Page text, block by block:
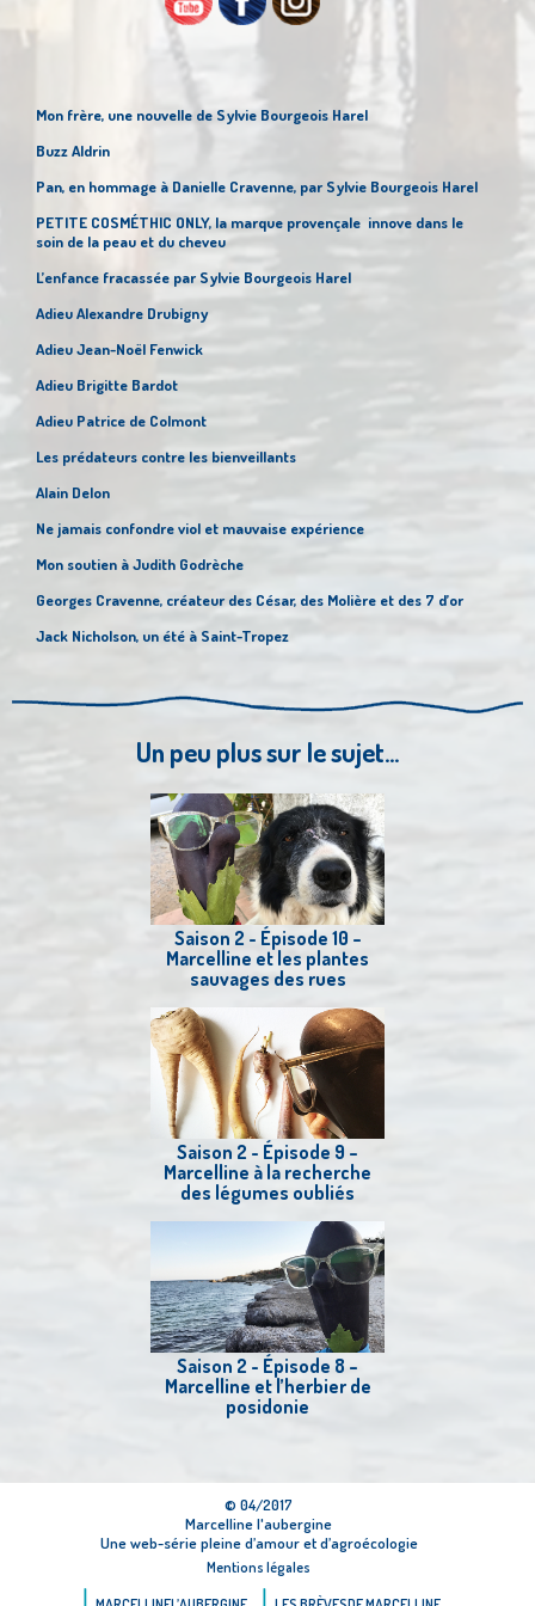
Mon frère, une nouvelle de Sylvie Bourgeois Harel
Buzz Aldrin
Pan, en hommage à Danielle Cravenne, par Sylvie Bourgeois Harel
PETITE COSMÉTHIC ONLY, la marque provençale innove dans le
soin de la peau et du cheveu
L’enfance fracassée par Sylvie Bourgeois Harel
Adieu Alexandre Drubigny
Adieu Jean-Noël Fenwick
Adieu Brigitte Bardot
Adieu Patrice de Colmont
Les prédateurs contre les bienveillants
Alain Delon
Ne jamais confondre viol et mauvaise expérience
Mon soutien à Judith Godrèche
Georges Cravenne, créateur des César, des Molière et des 7 d’or
Jack Nicholson, un été à Saint-Tropez
Un peu plus sur le sujet...
Saison 2 - Épisode 10 –
Marcelline et les plantes
sauvages des rues
Saison 2 - Épisode 9 –
Marcelline à la recherche
des légumes oubliés
Saison 2 - Épisode 8 –
Marcelline et l’herbier de
posidonie
© 04/2017
Marcelline l'aubergine
Une web-série pleine d’amour et d’agroécologie
Mentions légales